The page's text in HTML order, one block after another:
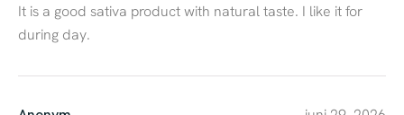
It is a good sativa product with natural taste. I like it for
during day.